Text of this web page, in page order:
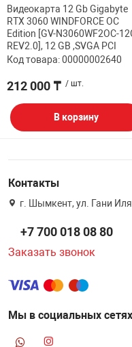
Видеокарта 12 Gb Gigabyte
RTX 3060 WINDFORCE OC
Edition [GV-N3060WF2OC-
REV2.0], 12 GB ,SVGA PCI
Код товара: 00000002640
212 000 ₸ / шт.
В корзину
Контакты
г. Шымкент, ул. Гани
+7 700 018 08 80
Заказать звонок
Мы в социальных сетях